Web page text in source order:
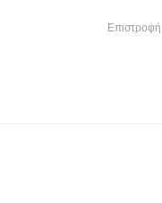
Επιστροφή